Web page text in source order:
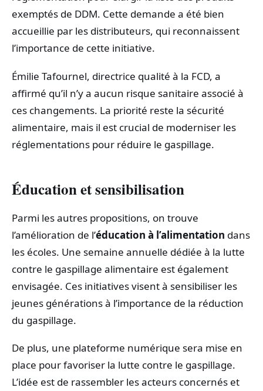
exemptés de DDM. Cette demande a été bien
accueillie par les distributeurs, qui reconnaissent
l’importance de cette initiative.
Émilie Tafournel, directrice qualité à la FCD, a
affirmé qu’il n’y a aucun risque sanitaire associé à
ces changements. La priorité reste la sécurité
alimentaire, mais il est crucial de moderniser les
réglementations pour réduire le gaspillage.
Éducation et sensibilisation
Parmi les autres propositions, on trouve
l’amélioration de l’éducation à l’alimentation dans
les écoles. Une semaine annuelle dédiée à la lutte
contre le gaspillage alimentaire est également
envisagée. Ces initiatives visent à sensibiliser les
jeunes générations à l’importance de la réduction
du gaspillage.
De plus, une plateforme numérique sera mise en
place pour favoriser la lutte contre le gaspillage.
L’idée est de rassembler les acteurs concernés et